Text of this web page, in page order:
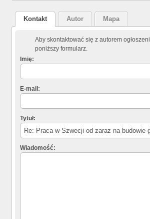
Kontakt Autor Mapa
Aby skontaktować się z autorem
poniższy formularz.
Imię:
E-mail:
Tytuł:
Wiadomość: